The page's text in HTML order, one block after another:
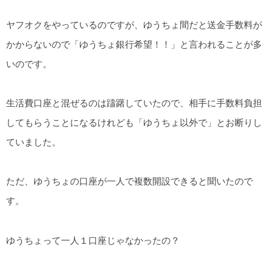
ヤフオクをやっているのですが、ゆうちょ間だと送金手数料が
かからないので「ゆうちょ銀行希望！！」と言われることが多
いのです。
生活費口座と混ぜるのは躊躇していたので、相手に手数料負担
してもらうことになるけれども「ゆうちょ以外で」とお断りし
ていました。
ただ、ゆうちょの口座が一人で複数開設できると聞いたので
す。
ゆうちょって一人１口座じゃなかったの？